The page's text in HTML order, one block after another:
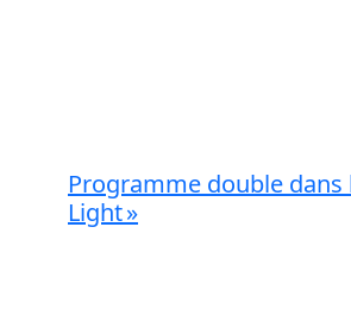
Programme double dans
Light »